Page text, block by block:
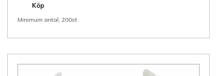
20x13x9
(bredd
x
design
Köp
Minimum antal: 200st